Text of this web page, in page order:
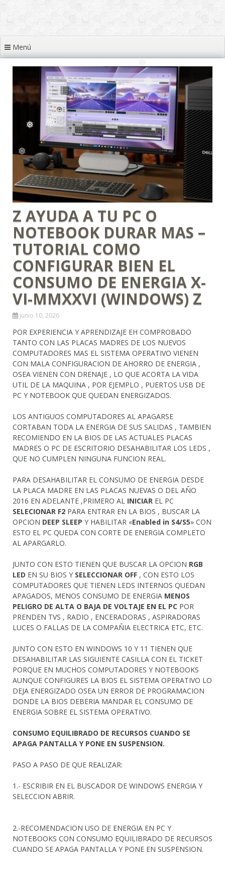
❅
❅ ❅
❅
❅ ❅
❅
❅
❅
❅ ❅
❅
Menú
Z AYUDA A TU PC O
NOTEBOOK DURAR MAS –
TUTORIAL COMO
CONFIGURAR BIEN EL
CONSUMO DE ENERGIA X-
VI-MMXXVI (WINDOWS) Z
junio 10, 2026
POR EXPERIENCIA Y APRENDIZAJE EH COMPROBADO
TANTO CON LAS PLACAS MADRES DE LOS NUEVOS
COMPUTADORES MAS EL SISTEMA OPERATIVO VIENEN
CON MALA CONFIGURACION DE AHORRO DE ENERGIA ,
OSEA VIENEN CON DRENAJE , LO QUE ACORTA LA VIDA
UTIL DE LA MAQUINA , POR EJEMPLO , PUERTOS USB DE
PC Y NOTEBOOK QUE QUEDAN ENERGIZADOS.
LOS ANTIGUOS COMPUTADORES AL APAGARSE
CORTABAN TODA LA ENERGIA DE SUS SALIDAS , TAMBIEN
RECOMIENDO EN LA BIOS DE LAS ACTUALES PLACAS
MADRES O PC DE ESCRITORIO DESAHABILITAR LOS LEDS ,
QUE NO CUMPLEN NINGUNA FUNCION REAL.
PARA DESAHABILITAR EL CONSUMO DE ENERGIA DESDE
LA PLACA MADRE EN LAS PLACAS NUEVAS O DEL AÑO
2016 EN ADELANTE ,PRIMERO AL INICIAR EL PC
SELECIONAR F2 PARA ENTRAR EN LA BIOS , BUSCAR LA
OPCION DEEP SLEEP Y HABILITAR «Enabled in S4/S5» CON
ESTO EL PC QUEDA CON CORTE DE ENERGIA COMPLETO
AL APARGARLO.
JUNTO CON ESTO TIENEN QUE BUSCAR LA OPCION RGB
LED EN SU BIOS Y SELECCIONAR OFF , CON ESTO LOS
COMPUTADORES QUE TIENEN LEDS INTERNOS QUEDAN
APAGADOS, MENOS CONSUMO DE ENERGIA MENOS
PELIGRO DE ALTA O BAJA DE VOLTAJE EN EL PC POR
PRENDEN TVS , RADIO , ENCERADORAS , ASPIRADORAS
LUCES O FALLAS DE LA COMPAÑIA ELECTRICA ETC, ETC.
JUNTO CON ESTO EN WINDOWS 10 Y 11 TIENEN QUE
DESAHABILITAR LAS SIGUIENTE CASILLA CON EL TICKET
PORQUE EN MUCHOS COMPUTADORES Y NOTEBOOKS
AUNQUE CONFIGURES LA BIOS EL SISTEMA OPERATIVO LO
DEJA ENERGIZADO OSEA UN ERROR DE PROGRAMACION
DONDE LA BIOS DEBERIA MANDAR EL CONSUMO DE
ENERGIA SOBRE EL SISTEMA OPERATIVO.
CONSUMO EQUILIBRADO DE RECURSOS CUANDO SE
APAGA PANTALLA Y PONE EN SUSPENSION.
PASO A PASO DE QUE REALIZAR:
1.- ESCRIBIR EN EL BUSCADOR DE WINDOWS ENERGIA Y
SELECCION ABRIR.
2.-RECOMENDACION USO DE ENERGIA EN PC Y
NOTEBOOKS CON CONSUMO EQUILIBRADO DE RECURSOS
CUANDO SE APAGA PANTALLA Y PONE EN SUSPENSION.